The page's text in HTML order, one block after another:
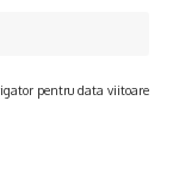
pentru data viitoare